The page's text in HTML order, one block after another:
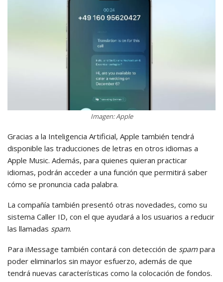
Imagen: Apple
Gracias a la Inteligencia Artificial, Apple también tendrá
disponible las traducciones de letras en otros idiomas a
Apple Music. Además, para quienes quieran practicar
idiomas, podrán acceder a una función que permitirá saber
cómo se pronuncia cada palabra.
La compañía también presentó otras novedades, como su
sistema Caller ID, con el que ayudará a los usuarios a reducir
las llamadas spam.
Para iMessage también contará con detección de spam para
poder eliminarlos sin mayor esfuerzo, además de que
tendrá nuevas características como la colocación de fondos.